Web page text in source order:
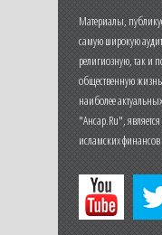
Материалы,
самую широкую
религиозную, так и
общественную
наиболее
"Ансар.Ru",
исламских